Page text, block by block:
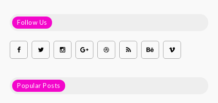
Follow Us
Popular Posts